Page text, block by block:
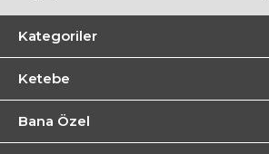
Kategoriler
Ketebe
Bana Özel